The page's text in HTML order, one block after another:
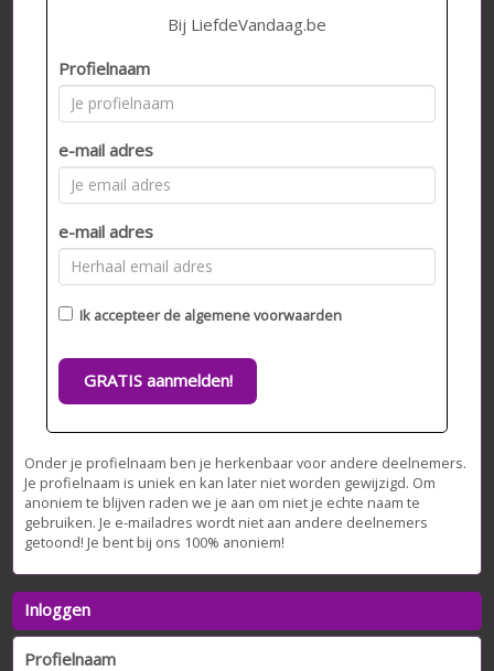
Bij LiefdeVandaag.be
Profielnaam
e-mail adres
e-mail adres
Ik accepteer de algemene voorwaarden
GRATIS aanmelden!
Onder je profielnaam ben je herkenbaar voor andere deelnemers.
Je profielnaam is uniek en kan later niet worden gewijzigd. Om
anoniem te blijven raden we je aan om niet je echte naam te
gebruiken. Je e-mailadres wordt niet aan andere deelnemers
getoond! Je bent bij ons 100% anoniem!
Inloggen
Profielnaam